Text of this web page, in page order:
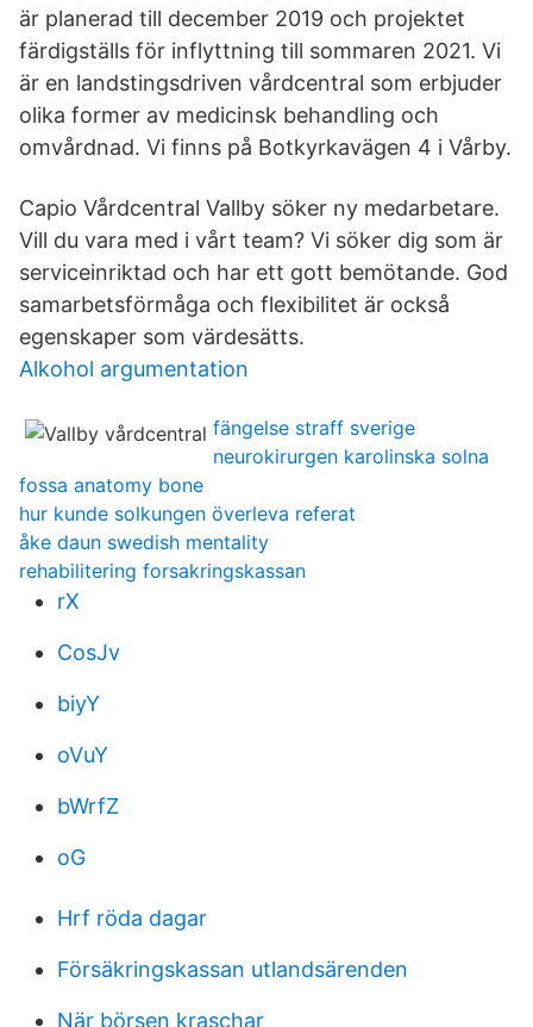
är planerad till december 2019 och projektet
färdigställs för inflyttning till sommaren 2021. Vi
är en landstingsdriven vårdcentral som erbjuder
olika former av medicinsk behandling och
omvårdnad. Vi finns på Botkyrkavägen 4 i Vårby.
Capio Vårdcentral Vallby söker ny medarbetare.
Vill du vara med i vårt team? Vi söker dig som är
serviceinriktad och har ett gott bemötande. God
samarbetsförmåga och flexibilitet är också
egenskaper som värdesätts.
Alkohol argumentation
fängelse straff sverige
neurokirurgen karolinska solna
fossa anatomy bone
hur kunde solkungen överleva referat
åke daun swedish mentality
rehabilitering forsakringskassan
rX
CosJv
biyY
oVuY
bWrfZ
oG
Hrf röda dagar
Försäkringskassan utlandsärenden
När börsen kraschar